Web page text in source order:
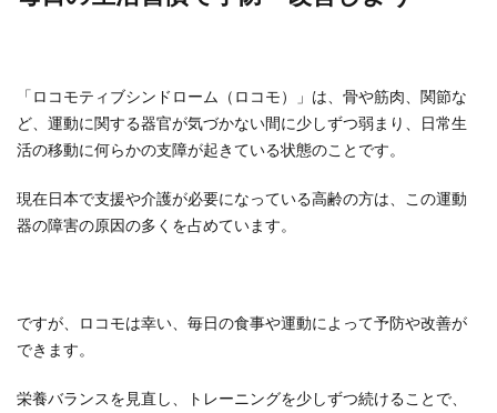
「ロコモティブシンドローム（ロコモ）」は、骨や筋肉、関節な
ど、運動に関する器官が気づかない間に少しずつ弱まり、日常生
活の移動に何らかの支障が起きている状態のことです。
現在日本で支援や介護が必要になっている高齢の方は、この運動
器の障害の原因の多くを占めています。
ですが、ロコモは幸い、毎日の食事や運動によって予防や改善が
できます。
栄養バランスを見直し、トレーニングを少しずつ続けることで、